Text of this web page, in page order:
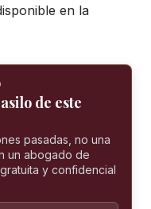
en la
de este
pasadas, no una
un abogado de
y confidencial